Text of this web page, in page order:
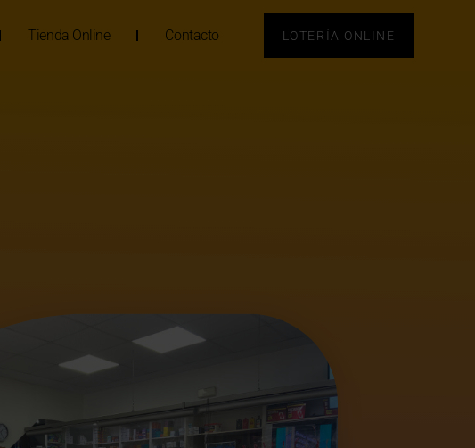
Tienda Online Contacto LOTERÍA ONLINE